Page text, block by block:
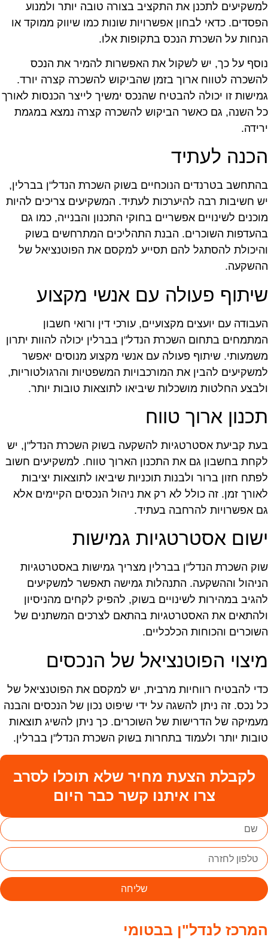
לתכנן את התקציב בצורה טובה יותר ולמנוע
כדאי לבחון אפשרויות שונות כמו שיווק ממוקד או
על השכרת הנכס בתקופות אלו.
על כך, יש לשקול את האפשרות להמיר את הנכס
לטווח ארוך בזמן שהביקוש להשכרה קצרה יורד.
זו יכולה להבטיח שהנכס ימשיך לייצר הכנסות לאורך
השנה, גם כאשר הביקוש להשכרה קצרה נמצא במגמת
לעתיד
בטרנדים הנוכחיים בשוק השכרת הנדל"ן בברלין,
חשיבות רבה להיערכות לעתיד. המשקיעים צריכים להיות
לשינויים אפשריים בחוקי התכנון והבנייה, כמו גם
השוכרים. הבנת התהליכים המתרחשים בשוק
להסתגל להם תסייע למקסם את הפוטנציאל של
פעולה עם אנשי מקצוע
עם יועצים מקצועיים, עורכי דין ורואי חשבון
בתחום השכרת הנדל"ן בברלין יכולה להוות יתרון
שיתוף פעולה עם אנשי מקצוע מנוסים יאפשר
להבין את המורכבויות המשפטיות והרגולטוריות,
החלטות מושכלות שיביאו לתוצאות טובות יותר.
ארוך טווח
קביעת אסטרטגיות להשקעה בשוק השכרת הנדל"ן, יש
בחשבון גם את התכנון הארוך טווח. למשקיעים חשוב
חזון ברור ולבנות תוכניות שיביאו לתוצאות יציבות
זמן. זה כולל לא רק את ניהול הנכסים הקיימים אלא
אפשרויות להרחבה בעתיד.
אסטרטגיות גמישות
השכרת הנדל"ן בברלין מצריך גמישות באסטרטגיות
וההשקעה. התנהלות גמישה תאפשר למשקיעים
במהירות לשינויים בשוק, להפיק לקחים מהניסיון
את האסטרטגיות בהתאם לצרכים המשתנים של
והכוחות הכלכליים.
הפוטנציאל של הנכסים
להבטיח רווחיות מרבית, יש למקסם את הפוטנציאל של
נכס. זה ניתן להשגה על ידי שיפוט נכון של הנכסים והבנה
של הדרישות של השוכרים. כך ניתן להשיג תוצאות
יותר ולעמוד בתחרות בשוק השכרת הנדל"ן בברלין.
לקבלת הצעת מחיר שלא תוכלו לסרב
צרו איתנו קשר כבר היום
שליחה
לנדל"ן בבטומי